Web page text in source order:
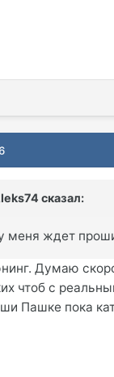
сказал:
меня ждет
Думаю
чтоб с
Пашке пока